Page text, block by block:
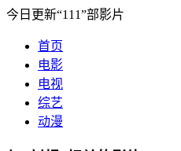
今日更新“111”部影片
首页
电影
电视
综艺
动漫